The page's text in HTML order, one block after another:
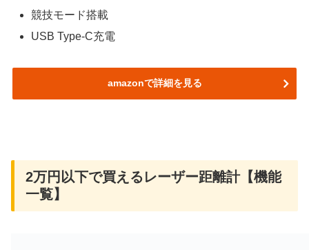
競技モード搭載
USB Type-C充電
amazonで詳細を見る
2万円以下で買えるレーザー距離計【機能
一覧】